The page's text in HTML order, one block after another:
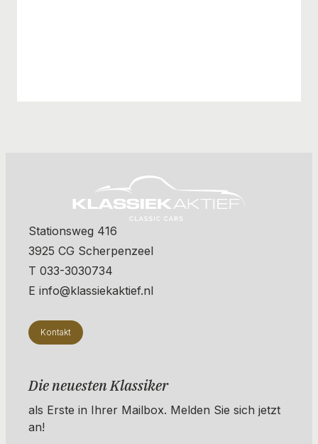
Stationsweg 416
3925 CG Scherpenzeel
T 033-3030734
E info@klassiekaktief.nl
Kontakt
Die neuesten Klassiker
als Erste in Ihrer Mailbox. ​​​​​​Melden Sie sich jetzt
an!